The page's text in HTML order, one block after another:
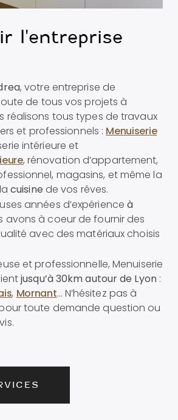
l'entreprise
, votre entreprise de
de tous vos projets à
réalisons tous types de travaux
et professionnels : Menuiserie
intérieure et
, rénovation d’appartement,
magasins, et même la
cuisine de vos rêves.
années d’expérience à
avons à coeur de fournir des
avec des matériaux choisis
et professionnelle, Menuiserie
jusqu’à 30km autour de Lyon:
, Mornant… N’hésitez pas à
toute demande question ou